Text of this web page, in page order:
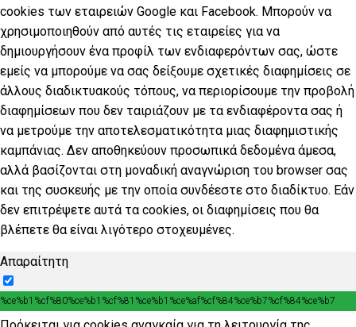
cookies των εταιρειών Google και Facebook. Μπορούν να
χρησιμοποιηθούν από αυτές τις εταιρείες για να
δημιουργήσουν ένα προφίλ των ενδιαφερόντων σας, ώστε
εμείς να μπορούμε να σας δείξουμε σχετικές διαφημίσεις σε
άλλους διαδικτυακούς τόπους, να περιορίσουμε την προβολή
διαφημίσεων που δεν ταιριάζουν με τα ενδιαφέροντα σας ή
να μετρούμε την αποτελεσματικότητα μιας διαφημιστικής
καμπάνιας. Δεν αποθηκεύουν προσωπικά δεδομένα άμεσα,
αλλά βασίζονται στη μοναδική αναγνώριση του browser σας
και της συσκευής με την οποία συνδέεστε στο διαδίκτυο. Εάν
δεν επιτρέψετε αυτά τα cookies, οι διαφημίσεις που θα
βλέπετε θα είναι λιγότερο στοχευμένες.
Απαραίτητη
%ce%b1%cf%80%ce%b1%cf%81%ce%b1%ce%af%cf%84%ce%b7%cf%84%ce%b7